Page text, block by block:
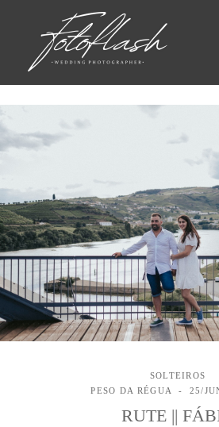
SOLTEIROS
PESO DA RÉGUA
25/
RUTE ||